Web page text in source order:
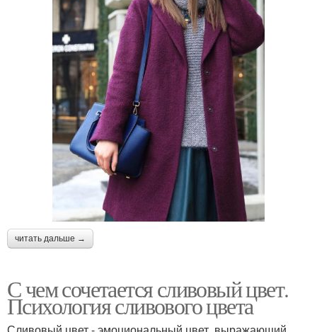
читать дальше →
С чем сочетается сливовый цвет.
Психология сливового цвета